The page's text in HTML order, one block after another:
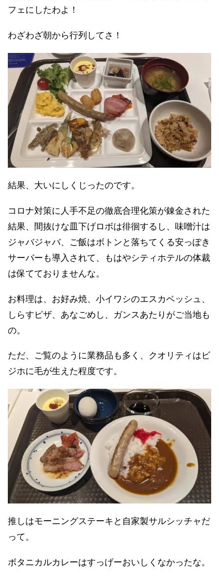
フェにしたわよ！
わざわざ朝から行列してさ！
結果、大いにしくじったのです。
コロナ対策に人手不足の徹底合理化策が錬金された
結果、間抜けな皿下げロボは徘徊するし、味噌汁は
ジャバジャバ、ご飯はボトンと落ちてくる安っぽき
サーバーも導入されて、もはやシティホテルの体裁
は保てておりませんな。
お料理は、お好み焼、小イワシのエスカベッシュ、
しらすピザ、あなごめし、ガンスあたりがご当地も
の。
ただ、ご覧のように業務品も多く、クオリティはビ
ジホに毛が生えた程度です。
推しはモーニングステーキと自家製サルシッチャだ
って。
ボタニカルカレーはすっげーおいしくなかったな。